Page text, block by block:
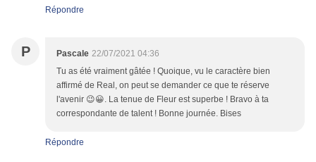
Répondre
P Pascale 22/07/2021 04:36
Tu as été vraiment gâtée ! Quoique, vu le caractère bien
affirmé de Real, on peut se demander ce que te réserve
l'avenir 😉😀. La tenue de Fleur est superbe ! Bravo à ta
correspondante de talent ! Bonne journée. Bises
Répondre